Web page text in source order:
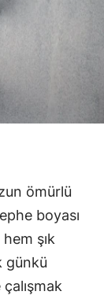
ömürlü
boyası
şık
günkü